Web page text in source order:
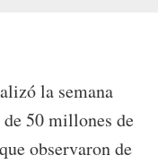
la semana
50 millones de
observaron de